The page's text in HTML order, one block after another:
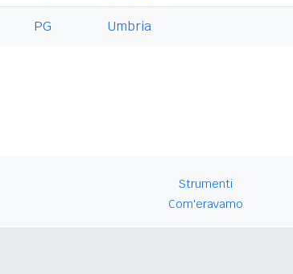
PG Umbria
Strumenti
Com'eravamo